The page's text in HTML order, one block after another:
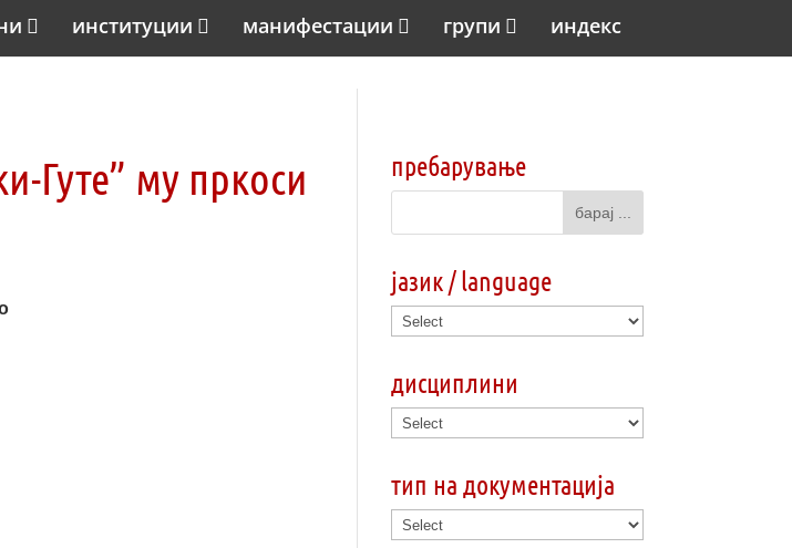
институции манифестации групи индекс
Гуте” му пркоси
пребарување
јазик / language
дисциплини
тип на документација